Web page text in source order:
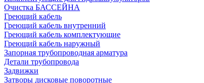
Очистка БАССЕЙНА
Греющий кабель
Греющий кабель внутренний
Греющий кабель комплектующие
Греющий кабель наружный
Запорная трубопроводная арматура
Детали трубопровода
Задвижки
Затворы дисковые поворотные